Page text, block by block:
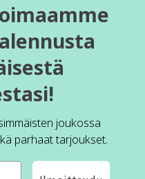
joukossa
parhaat tarjoukset.